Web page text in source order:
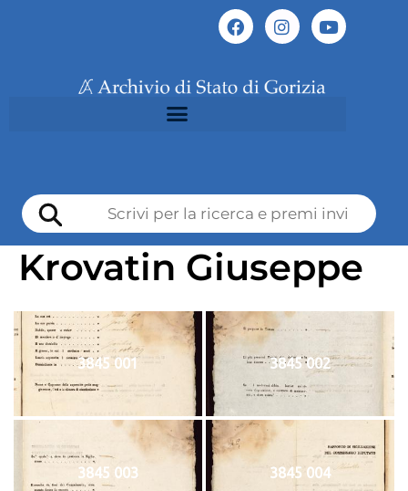
Krovatin Giuseppe
3845 001 3845 002
3845 003 3845 004